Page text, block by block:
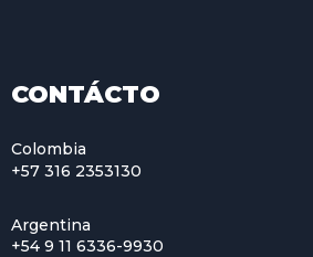
CONTÁCTO
Colombia
+57 316 2353130
Argentina
+54 9 11 6336-9930